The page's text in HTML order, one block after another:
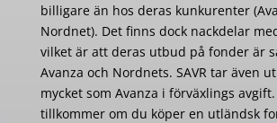
billigare än hos deras kunkurenter
Nordnet). Det finns dock nackdelar
vilket är att deras utbud på fonder är
Avanza och Nordnets. SAVR tar även
mycket som Avanza i förväxlings
tillkommer om du köper en utländsk